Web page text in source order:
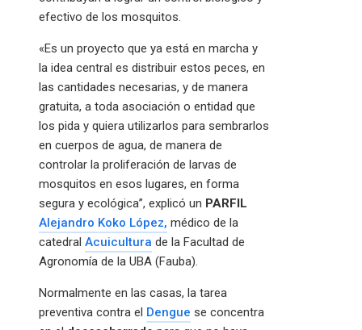
efectivo de los mosquitos.
«Es un proyecto que ya está en marcha y
la idea central es distribuir estos peces, en
las cantidades necesarias, y de manera
gratuita, a toda asociación o entidad que
los pida y quiera utilizarlos para sembrarlos
en cuerpos de agua, de manera de
controlar la proliferación de larvas de
mosquitos en esos lugares, en forma
segura y ecológica”, explicó un PARFIL
Alejandro Koko López, médico de la
catedral Acuicultura de la Facultad de
Agronomía de la UBA (Fauba).
Normalmente en las casas, la tarea
preventiva contra el Dengue se concentra